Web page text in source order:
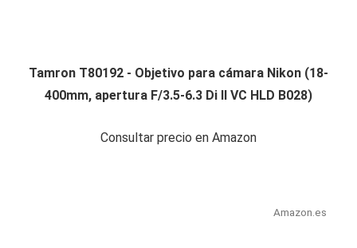
Tamron T80192 - Objetivo para cámara Nikon (18-
400mm, apertura F/3.5-6.3 Di II VC HLD B028)
Consultar precio en Amazon
Amazon.es